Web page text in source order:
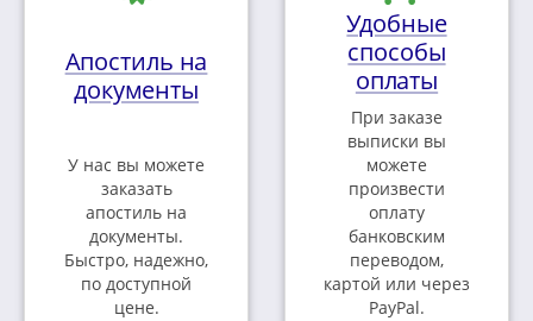
Апостиль на
документы
У нас вы можете
заказать
апостиль на
документы.
Быстро, надежно,
по доступной
цене.
Удобные
способы
оплаты
При заказе
выписки вы
можете
произвести
оплату
банковским
переводом,
картой или через
PayPal.